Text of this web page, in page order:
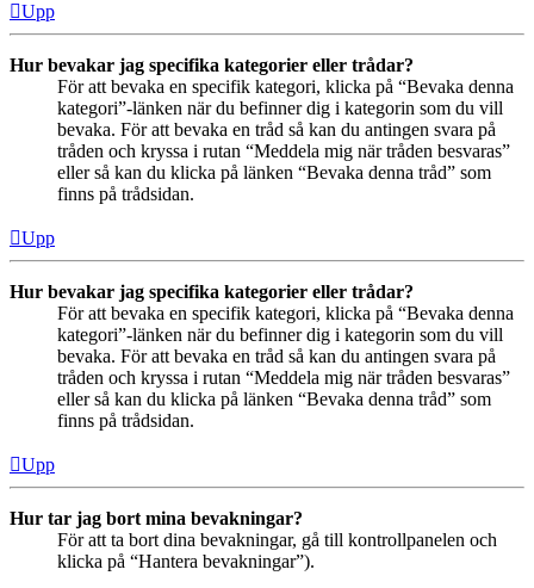
Upp
Hur bevakar jag specifika kategorier eller trådar?
För att bevaka en specifik kategori, klicka på “Bevaka denna
kategori”-länken när du befinner dig i kategorin som du vill
bevaka. För att bevaka en tråd så kan du antingen svara på
tråden och kryssa i rutan “Meddela mig när tråden besvaras”
eller så kan du klicka på länken “Bevaka denna tråd” som
finns på trådsidan.
Upp
Hur bevakar jag specifika kategorier eller trådar?
För att bevaka en specifik kategori, klicka på “Bevaka denna
kategori”-länken när du befinner dig i kategorin som du vill
bevaka. För att bevaka en tråd så kan du antingen svara på
tråden och kryssa i rutan “Meddela mig när tråden besvaras”
eller så kan du klicka på länken “Bevaka denna tråd” som
finns på trådsidan.
Upp
Hur tar jag bort mina bevakningar?
För att ta bort dina bevakningar, gå till kontrollpanelen och
klicka på “Hantera bevakningar”).